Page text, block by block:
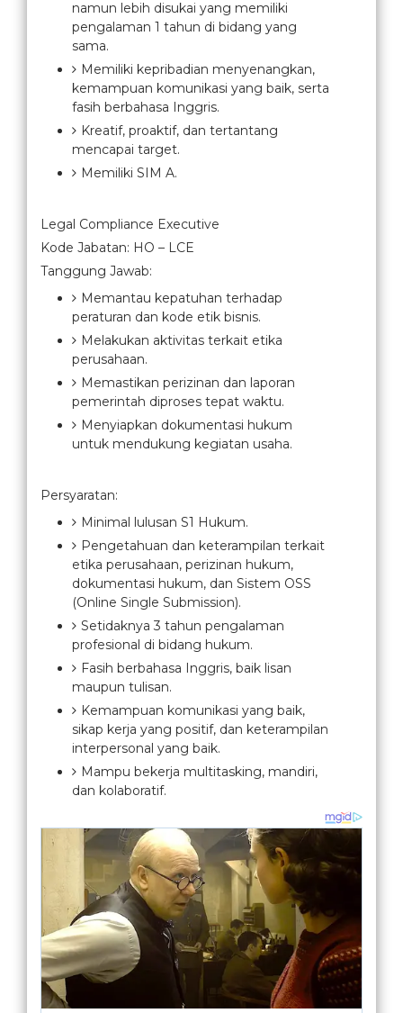
namun lebih disukai yang memiliki
pengalaman 1 tahun di bidang yang
sama.
Memiliki kepribadian menyenangkan,
kemampuan komunikasi yang baik, serta
fasih berbahasa Inggris.
Kreatif, proaktif, dan tertantang
mencapai target.
Memiliki SIM A.
Legal Compliance Executive
Kode Jabatan: HO – LCE
Tanggung Jawab:
Memantau kepatuhan terhadap
peraturan dan kode etik bisnis.
Melakukan aktivitas terkait etika
perusahaan.
Memastikan perizinan dan laporan
pemerintah diproses tepat waktu.
Menyiapkan dokumentasi hukum
untuk mendukung kegiatan usaha.
Persyaratan:
Minimal lulusan S1 Hukum.
Pengetahuan dan keterampilan terkait
etika perusahaan, perizinan hukum,
dokumentasi hukum, dan Sistem OSS
(Online Single Submission).
Setidaknya 3 tahun pengalaman
profesional di bidang hukum.
Fasih berbahasa Inggris, baik lisan
maupun tulisan.
Kemampuan komunikasi yang baik,
sikap kerja yang positif, dan keterampilan
interpersonal yang baik.
Mampu bekerja multitasking, mandiri,
dan kolaboratif.